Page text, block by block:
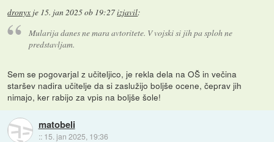
dronyx je 15. jan 2025 ob 19:27izjavil:
Mularija danes ne mara avtoritete. V vojski si jih pa sploh ne
predstavljam.
Sem se pogovarjal z učiteljico, je rekla dela na OŠ in večina
staršev nadira učitelje da si zaslužijo boljše ocene, čeprav jih
nimajo, ker rabijo za vpis na boljše šole!
matobeli
:: 15. jan 2025, 19:36